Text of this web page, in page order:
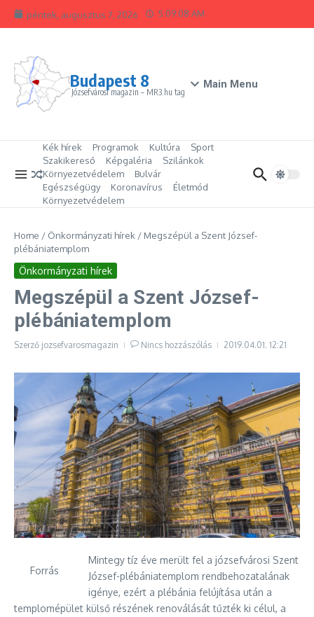
Ugrás a tartalomhoz
péntek, augusztus 7, 2026 5:09:08 AM
Budapest 8
Józsefvárosi magazin – MR3.hu tag
Main Menu
Kék hírek Programok Kultúra
Sport
Szakikereső
Képgaléria
Szilánkok
Környezetvédelem
Bulvár
Egészségügy
Koronavírus
Életmód
Környezetvédelem
Home / Önkormányzati hírek / Megszépül a Szent József-
plébániatemplom
Önkormányzati hírek
Megszépül a Szent József-
plébániatemplom
Szerző jozsefvarosmagazin Nincs hozzászólás 2019.04.01. 12:21
Forrás
Mintegy tíz éve merült fel a józsefvárosi Szent
József-plébániatemplom rendbehozatalának
igénye, ezért a plébánia felújítása után a
templomépület külső részének renoválását tűzték ki célul, a